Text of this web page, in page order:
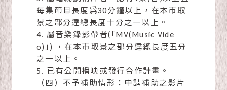
每集節目長度為30分鐘以上，在本市取
景之部分達總長度十分之一以上。
4. 屬音樂錄影帶者(「MV(Music Vide
o)」) ，在本市取景之部分達總長度五分
之一以上。
5. 已有公開播映或發行合作計畫。
（四）不予補助情形：申請補助之影片